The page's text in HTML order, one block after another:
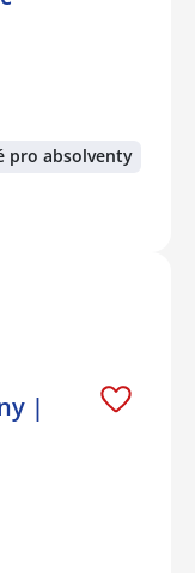
pro absolventy
|